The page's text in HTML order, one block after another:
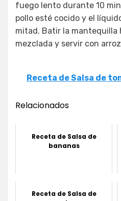
fuego lento durante 10
pollo esté cocido y el
mitad. Batir la mantequilla
mezclada y servir con
Receta de Salsa de
Relacionados
Receta de Salsa de
bananas
Receta de Salsa de